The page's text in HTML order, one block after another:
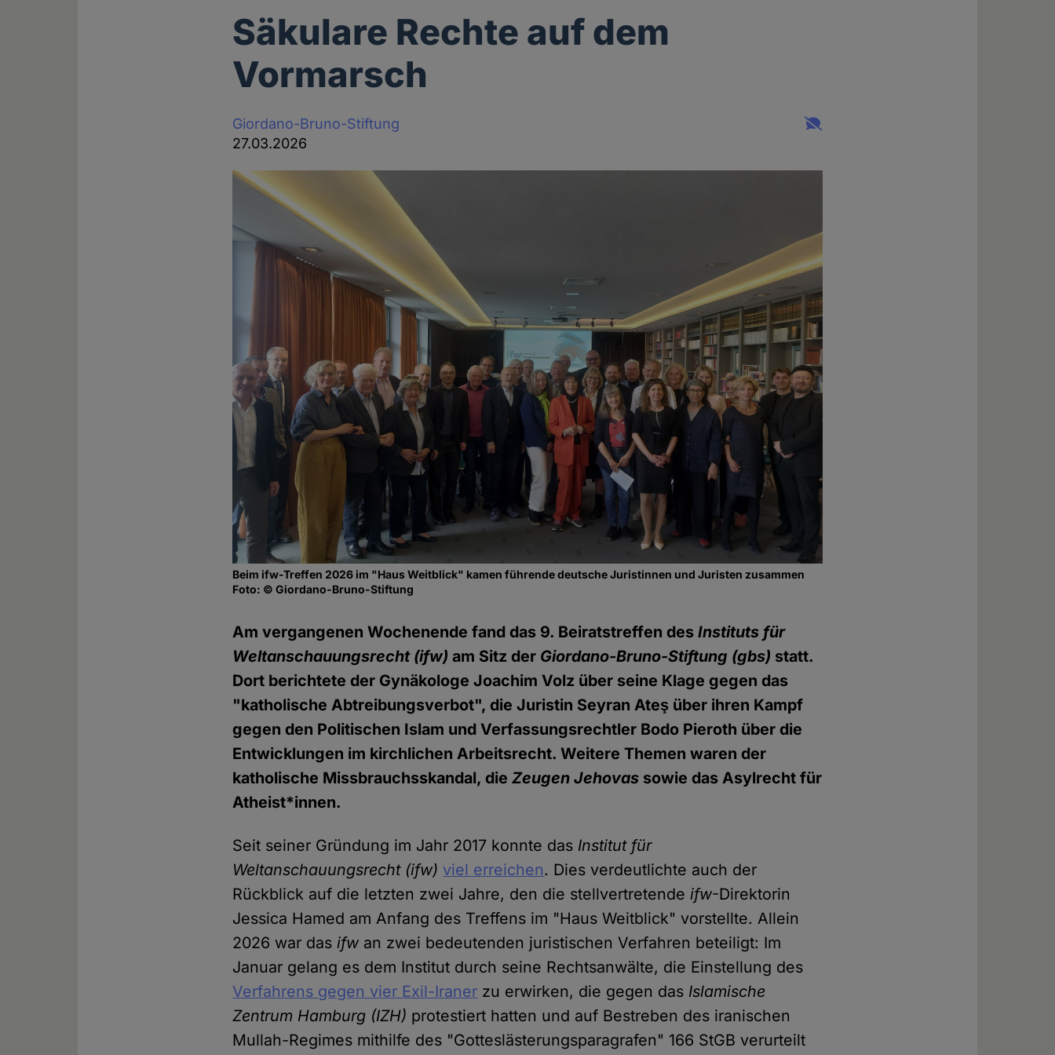
Säkulare Rechte auf dem
Vormarsch
Giordano-Bruno-Stiftung
27.03.2026
Beim ifw-Treffen 2026 im "Haus Weitblick" kamen führende deutsche Juristinnen und Juristen zusammen
Foto: © Giordano-Bruno-Stiftung
Am vergangenen Wochenende fand das 9. Beiratstreffen des Instituts für
Weltanschauungsrecht (ifw)am Sitz der Giordano-Bruno-Stiftung (gbs) statt.
Dort berichtete der Gynäkologe Joachim Volz über seine Klage gegen das
"katholische Abtreibungsverbot", die Juristin Seyran Ateş über ihren Kampf
gegen den Politischen Islam und Verfassungsrechtler Bodo Pieroth über die
Entwicklungen im kirchlichen Arbeitsrecht. Weitere Themen waren der
katholische Missbrauchsskandal, dieZeugen Jehovas sowie das Asylrecht für
Atheist*innen.
Seit seiner Gründung im Jahr 2017 konnte das Institut für
Weltanschauungsrecht (ifw) viel erreichen. Dies verdeutlichte auch der
Rückblick auf die letzten zwei Jahre, den die stellvertretendeifw-Direktorin
Jessica Hamed am Anfang des Treffens im "Haus Weitblick" vorstellte. Allein
2026 war dasifw an zwei bedeutenden juristischen Verfahren beteiligt: Im
Januar gelang es dem Institut durch seine Rechtsanwälte, die Einstellung des
Verfahrens gegen vier Exil-Iraner zu erwirken, die gegen das Islamische
Zentrum Hamburg (IZH) protestiert hatten und auf Bestreben des iranischen
Mullah-Regimes mithilfe des "Gotteslästerungsparagrafen" 166 StGB verurteilt